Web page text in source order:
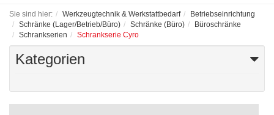
Sie sind hier: Werkzeugtechnik & Werkstattbedarf
Betriebseinrichtung
Schränke (Lager/Betrieb/Büro)
Schränke (Büro)
Büroschränke
Schrankserien
Schrankserie Cyro
Kategorien